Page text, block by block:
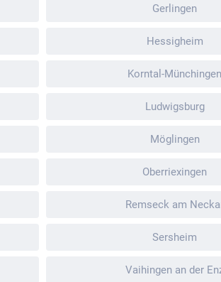
Gerlingen
Hessigheim
Korntal-Münchingen
Ludwigsburg
Möglingen
Oberriexingen
Remseck am
Sersheim
Vaihingen an der